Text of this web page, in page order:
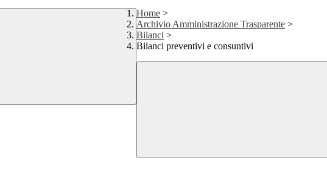
Home >
Archivio Amministrazione Trasparente >
Bilanci >
Bilanci preventivi e consuntivi